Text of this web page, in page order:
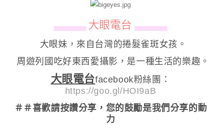
▄▄▄▄▄▄ 大眼電台 ▄▄▄▄▄▄
大眼妹，來自台灣的捲髮雀斑女孩。
周遊列國吃好東西愛攝影，是一種生活的樂趣。
大眼電台facebook粉絲團：
https://goo.gl/HOI9aB
＃＃喜歡請按讚分享 ，您的鼓勵是我們分享的動
力